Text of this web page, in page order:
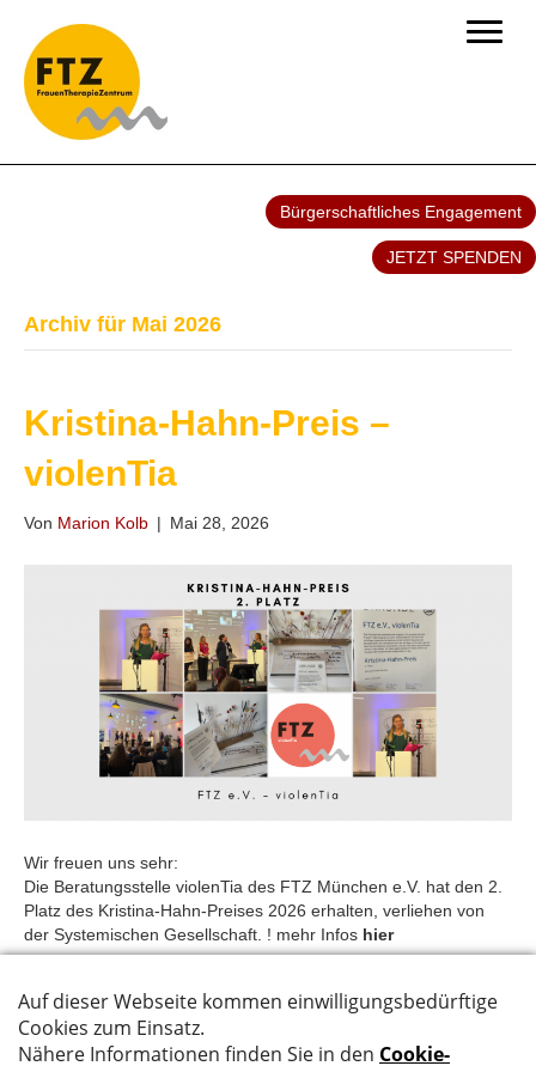
Bürgerschaftliches Engagement
JETZT SPENDEN
Archiv für Mai 2026
Kristina-Hahn-Preis –
violenTia
Von Marion Kolb | Mai 28, 2026
Wir freuen uns sehr:
Die Beratungsstelle violenTia des FTZ München e.V. hat den 2.
Platz des Kristina-Hahn-Preises 2026 erhalten, verliehen von
der Systemischen Gesellschaft. ! mehr Infos hier
Kontakt